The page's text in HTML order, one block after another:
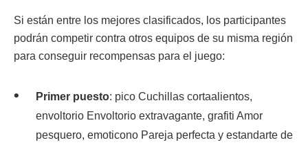
Si están entre los mejores clasificados, los participantes
podrán competir contra otros equipos de su misma región
para conseguir recompensas para el juego:
Primer puesto: pico Cuchillas cortaalientos,
envoltorio Envoltorio extravagante, grafiti Amor
pesquero, emoticono Pareja perfecta y estandarte de